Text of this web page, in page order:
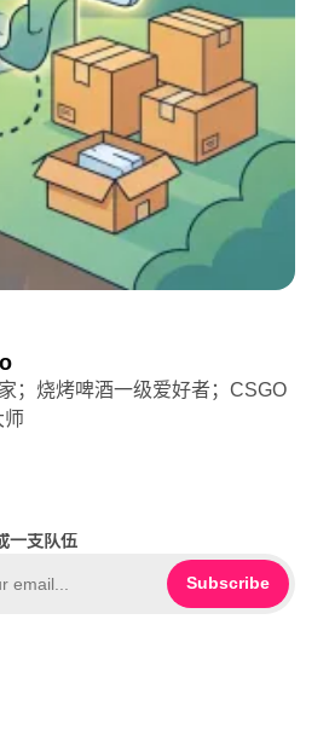
；烧烤啤酒一级爱好者；CSGO
师
一支队伍
Subscribe